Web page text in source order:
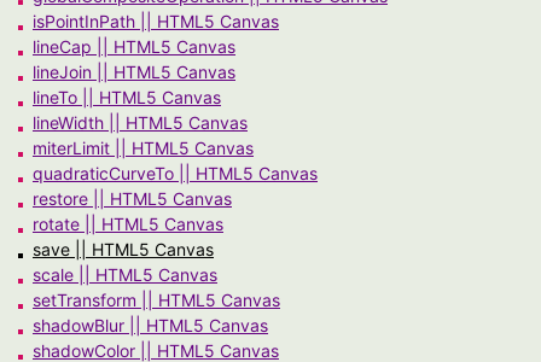
isPointInPath || HTML5 Canvas
lineCap || HTML5 Canvas
lineJoin || HTML5 Canvas
lineTo || HTML5 Canvas
lineWidth || HTML5 Canvas
miterLimit || HTML5 Canvas
quadraticCurveTo || HTML5 Canvas
restore || HTML5 Canvas
rotate || HTML5 Canvas
save || HTML5 Canvas
scale || HTML5 Canvas
setTransform || HTML5 Canvas
shadowBlur || HTML5 Canvas
shadowColor || HTML5 Canvas